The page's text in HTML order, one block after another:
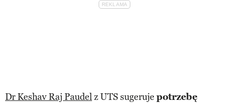
Dr Keshav Raj Paudelz UTS sugeruje potrzebę